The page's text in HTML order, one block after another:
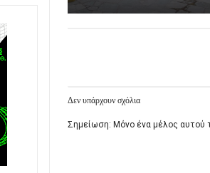
Δεν υπάρχουν σχόλια
Σημείωση: Μόνο ένα μέλος αυτού